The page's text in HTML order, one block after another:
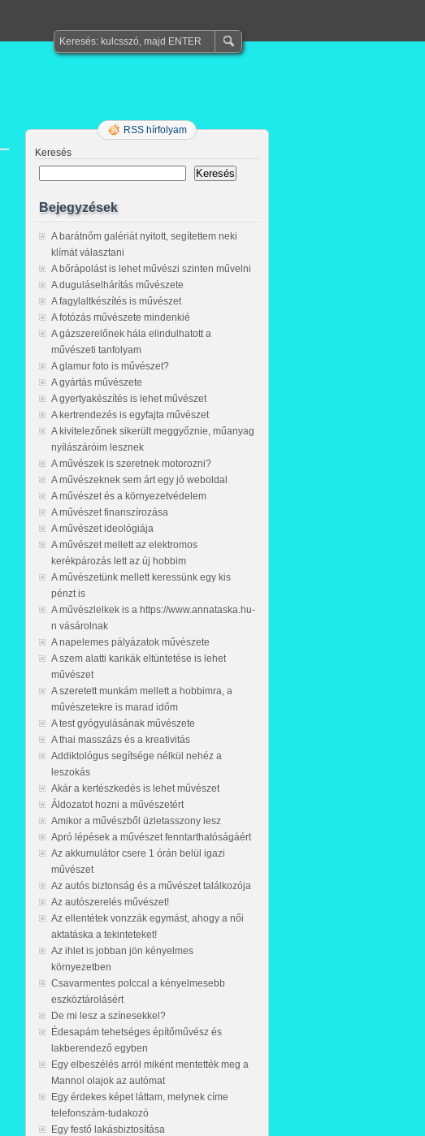
RSS hírfolyam
Keresés
Keresés
Bejegyzések
A barátnőm galériát nyitott, segítettem neki
klímát választani
A bőrápolást is lehet művészi szinten művelni
A duguláselhárítás művészete
A fagylaltkészítés is művészet
A fotózás művészete mindenkié
A gázszerelőnek hála elindulhatott a
művészeti tanfolyam
A glamur foto is művészet?
A gyártás művészete
A gyertyakészítés is lehet művészet
A kertrendezés is egyfajta művészet
A kivitelezőnek sikerült meggyőznie, műanyag
nyílászáróim lesznek
A művészek is szeretnek motorozni?
A művészeknek sem árt egy jó weboldal
A művészet és a környezetvédelem
A művészet finanszírozása
A művészet ideológiája
A művészet mellett az elektromos
kerékpározás lett az új hobbim
A művészetünk mellett keressünk egy kis
pénzt is
A művészlelkek is a https://www.annataska.hu-
n vásárolnak
A napelemes pályázatok művészete
A szem alatti karikák eltüntetése is lehet
művészet
A szeretett munkám mellett a hobbimra, a
művészetekre is marad időm
A test gyógyulásának művészete
A thai masszázs és a kreativitás
Addiktológus segítsége nélkül nehéz a
leszokás
Akár a kertészkedés is lehet művészet
Áldozatot hozni a művészetért
Amikor a művészből üzletasszony lesz
Apró lépések a művészet fenntarthatóságáért
Az akkumulátor csere 1 órán belül igazi
művészet
Az autós biztonság és a művészet találkozója
Az autószerelés művészet!
Az ellentétek vonzzák egymást, ahogy a női
aktatáska a tekinteteket!
Az ihlet is jobban jön kényelmes
környezetben
Csavarmentes polccal a kényelmesebb
eszköztárolásért
De mi lesz a színesekkel?
Édesapám tehetséges építőművész és
lakberendező egyben
Egy elbeszélés arról miként mentették meg a
Mannol olajok az autómat
Egy érdekes képet láttam, melynek címe
telefonszám-tudakozó
Egy festő lakásbiztosítása